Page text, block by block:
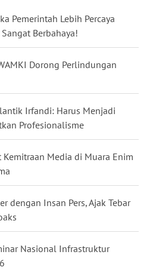
Pemerintah Lebih Percaya
Berbahaya!
Dorong Perlindungan
Irfandi: Harus Menjadi
Profesionalisme
Kemitraan Media di Muara Enim
dengan Insan Pers, Ajak Tebar
Nasional Infrastruktur